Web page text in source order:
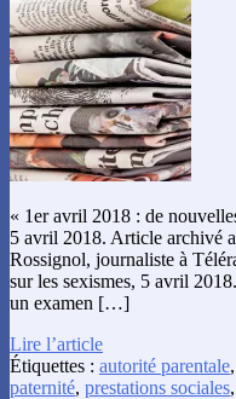
« 1er avril 2018 : de
5 avril 2018. Article archivé
Rossignol, journaliste à
sur les sexismes, 5 avril
un examen […]
Lire l’article
Étiquettes : autorité parentale,
paternité, prestations sociales,